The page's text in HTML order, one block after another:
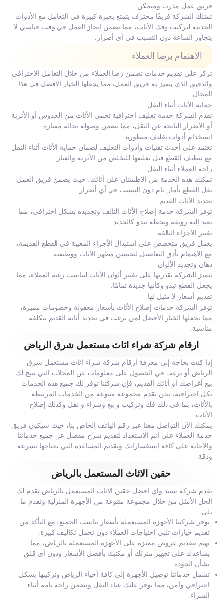
فريق عمل مدرب ومتمكن
تمتلك الشركة فريقًا محترف يتمتع بخبرة كبيرة في التعامل مع الأدوات
الحديثة لتركيب وفك الأثاث، مما يضمن إنجاز العمل في وقت قياسي لا
يتجاوز الساعة دون التسبب في أي أضرار.
الاهتمام برضا العملاء
تركز على تقديم خدمات تضمن رضا العملاء من خلال التعامل الاحترافي
والدقيق الذي يتميز به فريق العمل، مما يجعلها الخيار الأفضل في هذا
المجال.
حماية الأثاث أثناء النقل
تقدم الشركة خدمة تغليف احترافية تحمي الأثاث من الخدوش أو الأتربة
أو الأضرار الناتجة عن النقل، مما يضمن وصوله بحالة ممتازة.
استخدام أدوات تغليف متطورة
تعتمد على أحدث تقنيات وأدوات التغليف لضمان حماية الأثاث أثناء النقل
مع تنظيف القطع قبل تغليفها للتخلص من الأتربة والغبار.
راحة العملاء أثناء النقل
تمكنك هذه الخدمة من الاطمئنان على أثاثك، حيث يضمن فريق العمل
نقل القطع بأمان تام دون التسبب في أي أضرار.
تجديد الأثاث القديم
توفر الشركة خدمة إصلاح الأثاث التالف وتجديده بشكل احترافي، مما
يعيد إليه رونقه ويجعله يبدو كالجديد.
تغيير الأجزاء التالفة
يعمل فريق متخصص على استبدال الأجزاء المعيبة في القطع القديمة،
مع الاهتمام بأدق التفاصيل لتحسين مظهر الأثاث ووظيفته.
دهان وتجديد الألوان
تتميز الشركة بقدرتها على تغيير ألوان الأثاث لتناسب رغبة العملاء، مما
يجعل القطع تبدو وكأنها جديدة تمامًا.
تقديم أسعار لا مثيل لها
توفر الشركة خدمات إصلاح الأثاث بأسعار معقولة وخصومات مميزة،
مما يجعلها الخيار الأفضل لمن يرغب في تجديد أثاثه القديم بتكلفة
مناسبة.
ارقام شركة شراء اثاث مستعمل شرق الرياض
إذا كنت بحاجة إلى معرفة أرقام شركة شراء اثاث مستعمل شرق
الرياض أو ترغب في الحصول على معلومات عن المحلات التي تتيح لك
بيع أغراضك أو أثاثك القديم، فإن شركتنا توفر لك جميع هذه الخدمات
بكل احترافية، نحن نقدم مجموعة متنوعة من الخدمات المرتبطة
بالأثاث، بما في ذلك فك وتركيب و بيع وشراء و نقل وكذلك إصلاح
الأثاث.
يمكنك الآن التواصل معنا عبر رقم الهاتف الخاص بنا، حيث سيكون فريق
خدمة العملاء على أتم الاستعداد لتقديم شرح مفصل عن جميع خدماتنا
والإجابة على كافة استفساراتك وتقديم المساعدة التي تحتاجها بسرعة
ودقة.
حقين الاثاث المستعمل بالرياض
تقدم شركة سبيد واي افضل حقين الاثاث المستعمل بالرياض تقدم لك
الحل الأمثل من خلال مجموعة متنوعة من الأجهزة المنزلية وتقدم ما
يلي:
توفر شركتنا الأجهزة المستعملة بأسعار تناسب الجميع، مع التأكد من
تقديم خيارات تلبي احتياجات العملاء دون تحمل تكاليف كبيرة.
نهتم بتقديم عروض مميزة على الأجهزة المستعملة بالرياض، مما
يساعدك على تجهيز منزلك أو مكتبك بأفضل الأسعار ودون أي قلق
بشأن الجودة.
تشمل خدماتنا توصيل الأجهزة إلى كافة أحياء الرياض وتركيبها بشكل
احترافي وآمن، مما يوفر عليك عناء النقل ويضمن راحة تامة أثناء
الشراء.